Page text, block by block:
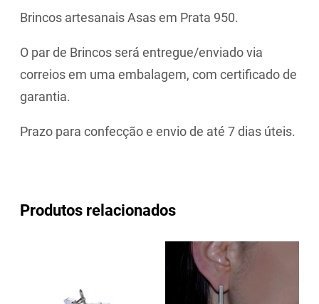
Brincos artesanais Asas em Prata 950.
O par de Brincos será entregue/enviado via
correios em uma embalagem, com certificado de
garantia.
Prazo para confecção e envio de até 7 dias úteis.
Produtos relacionados